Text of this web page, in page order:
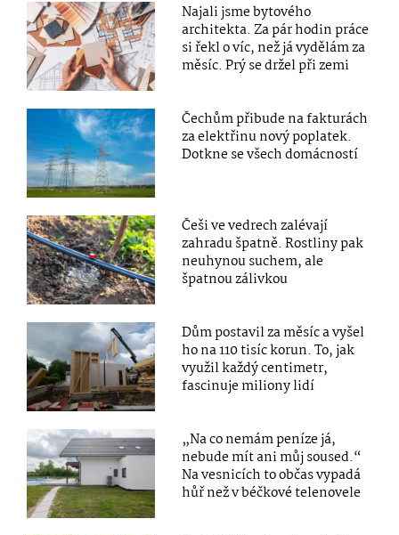
Najali jsme bytového
architekta. Za pár hodin práce
si řekl o víc, než já vydělám za
měsíc. Prý se držel při zemi
Čechům přibude na fakturách
za elektřinu nový poplatek.
Dotkne se všech domácností
Češi ve vedrech zalévají
zahradu špatně. Rostliny pak
neuhynou suchem, ale
špatnou zálivkou
Dům postavil za měsíc a vyšel
ho na 110 tisíc korun. To, jak
využil každý centimetr,
fascinuje miliony lidí
„Na co nemám peníze já,
nebude mít ani můj soused.“
Na vesnicích to občas vypadá
hůř než v béčkové telenovele